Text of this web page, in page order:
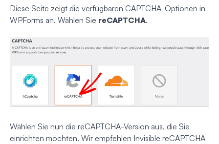
Diese Seite zeigt die verfügbaren CAPTCHA-Optionen in
WPForms an. Wählen Sie reCAPTCHA.
Wählen Sie nun die reCAPTCHA-Version aus, die Sie
einrichten möchten. Wir empfehlen Invisible reCAPTCHA